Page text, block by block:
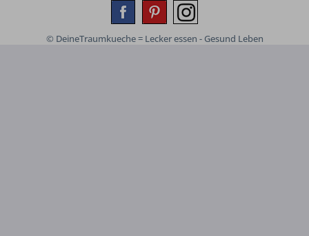
© DeineTraumkueche = Lecker essen - Gesund Leben